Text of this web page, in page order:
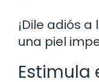
¡Dile adiós
una piel
Estimula